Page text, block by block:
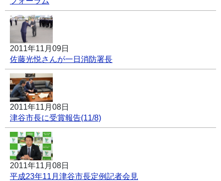
2011年11月09日
佐藤光悦さんが一日消防署長
2011年11月08日
津谷市長に受賞報告(11/8)
2011年11月08日
平成23年11月津谷市長定例記者会見